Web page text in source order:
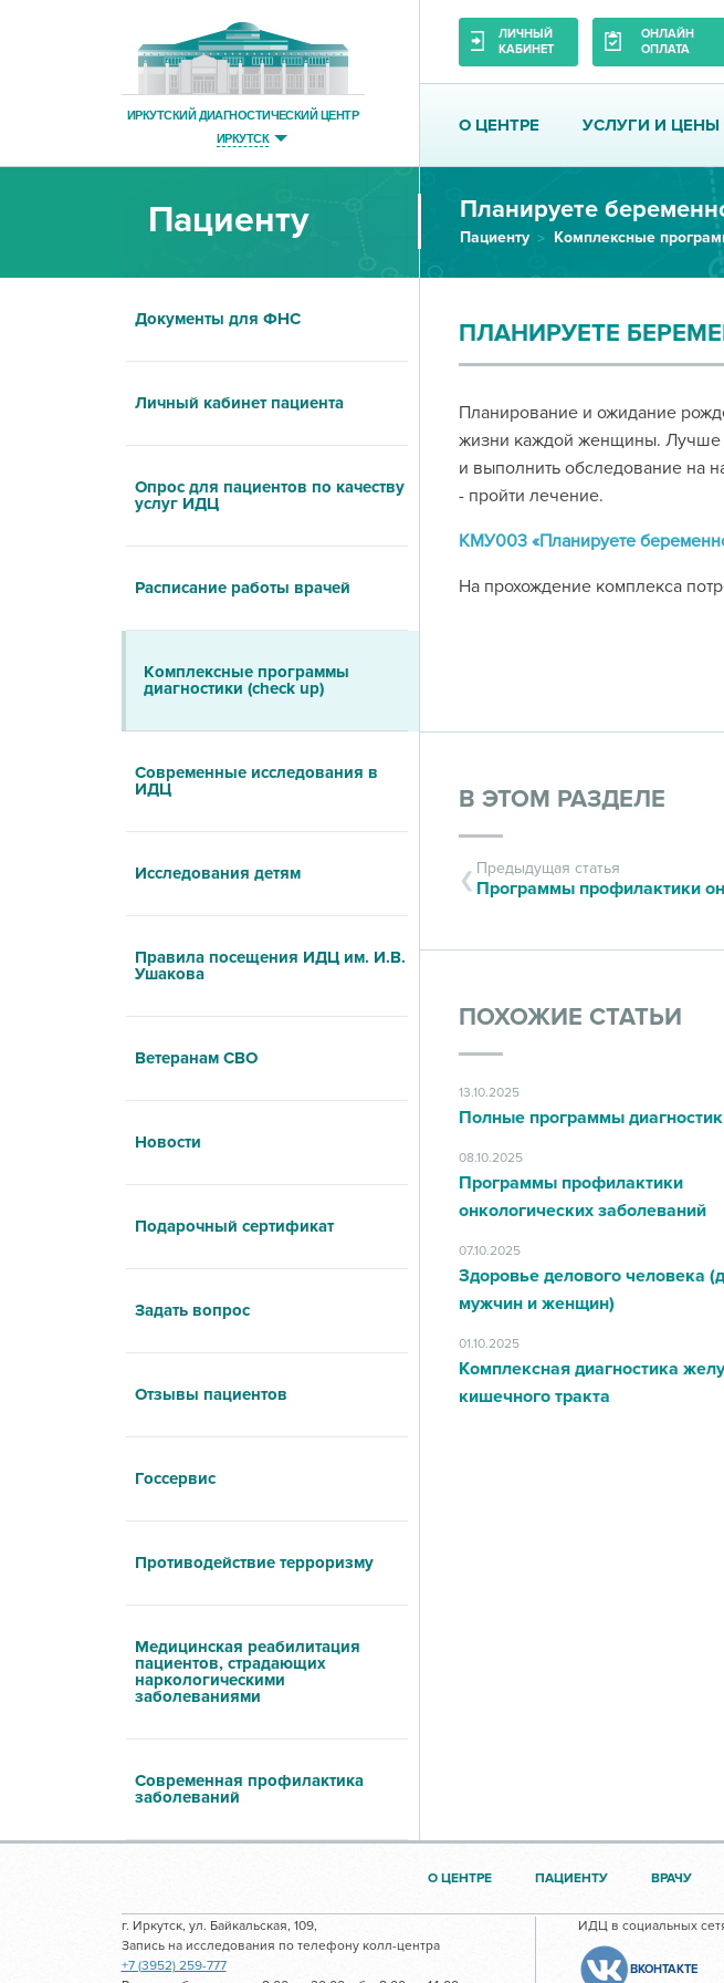
ИРКУТСКИЙ ДИАГНОСТИЧЕСКИЙ ЦЕНТР
ИРКУТСК
ЛИЧНЫЙ
КАБИНЕТ
ОНЛАЙН
ОПЛАТА
О ЦЕНТРЕ УСЛУГИ И ЦЕНЫ
Пациенту Планируете
Пациенту
Документы для ФНС
Личный кабинет пациента
Опрос для пациентов по качеству
услуг ИДЦ
Расписание работы врачей
Комплексные программы
диагностики (check up)
Современные исследования в
ИДЦ
Исследования детям
Правила посещения ИДЦ им. И.В.
Ушакова
Ветеранам СВО
Новости
Подарочный сертификат
Задать вопрос
Отзывы пациентов
Госсервис
Противодействие терроризму
Медицинская реабилитация
пациентов, страдающих
наркологическими
заболеваниями
Современная профилактика
заболеваний
ПЛАНИРУЕТЕ
Планирование и ожидание
жизни каждой женщины. Лучше
и выполнить обследование на
- пройти лечение.
КМУ003 «Планируете
На прохождение комплекса
В ЭТОМ РАЗДЕЛЕ
Предыдущая статья
ПОХОЖИЕ СТАТЬИ
13.10.2025
Полные программы
08.10.2025
Программы профилактики
онкологических заболеваний
07.10.2025
Здоровье делового человека
мужчин и женщин)
01.10.2025
Комплексная диагностика
кишечного тракта
О ЦЕНТРЕ ПАЦИЕНТУ ВРАЧУ
г. Иркутск, ул. Байкальская, 109,
Запись на исследования по телефону колл-центра
+7 (3952) 259-777
ИДЦ в социальных
ВКОНТАКТЕ